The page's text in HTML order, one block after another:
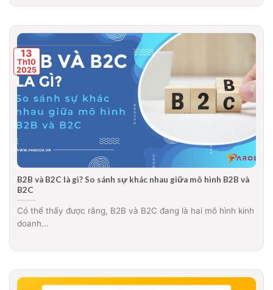
B2B và B2C là gì? So sánh sự khác nhau giữa mô hình B2B và
B2C
Có thể thấy được rằng, B2B và B2C đang là hai mô hình kinh
doanh...
13
Th10
2025